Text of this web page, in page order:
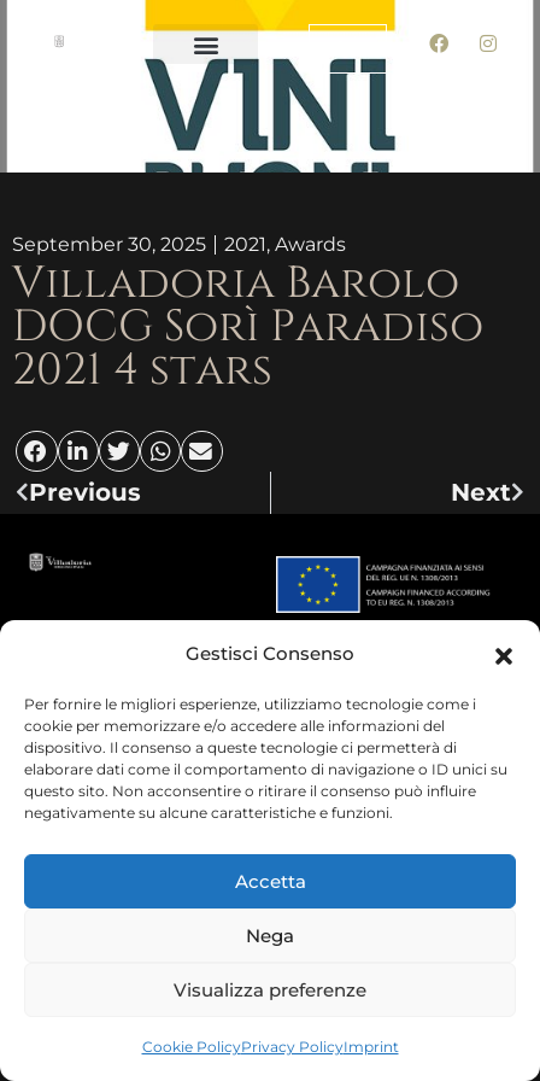
Gestisci Consenso
Per fornire le migliori esperienze, utilizziamo tecnologie come i
cookie per memorizzare e/o accedere alle informazioni del
dispositivo. Il consenso a queste tecnologie ci permetterà di
elaborare dati come il comportamento di navigazione o ID unici su
questo sito. Non acconsentire o ritirare il consenso può influire
negativamente su alcune caratteristiche e funzioni.
Accetta
Nega
Visualizza preferenze
Cookie PolicyPrivacy PolicyImprint
September 30, 2025 2021, Awards
Villadoria Barolo
DOCG Sorì Paradiso
2021 4 stars
Previous Next
© 2025 Villadoria | P.IVA
00481420016 | Web design by
Winetrade.it
(+39) 0173 62 62 11
info@villadoria.it